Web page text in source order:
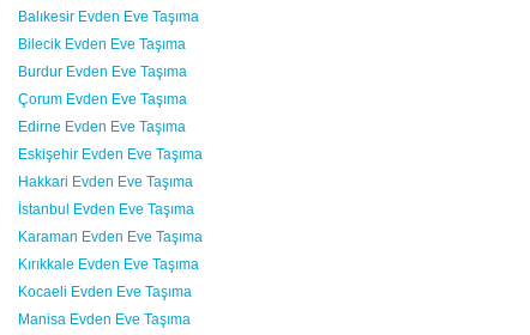
Balıkesir Evden Eve Taşıma
Bilecik Evden Eve Taşıma
Burdur Evden Eve Taşıma
Çorum Evden Eve Taşıma
Edirne Evden Eve Taşıma
Eskişehir Evden Eve Taşıma
Hakkari Evden Eve Taşıma
İstanbul Evden Eve Taşıma
Karaman Evden Eve Taşıma
Kırıkkale Evden Eve Taşıma
Kocaeli Evden Eve Taşıma
Manisa Evden Eve Taşıma